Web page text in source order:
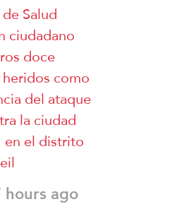
Salud
ciudadano
doce
como
del ataque
la ciudad
en el distrito
ago